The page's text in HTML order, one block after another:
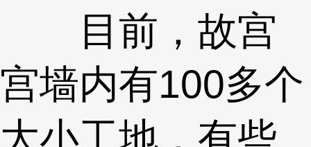
目前，故宫
宫墙内有100多个
大小工地，有些